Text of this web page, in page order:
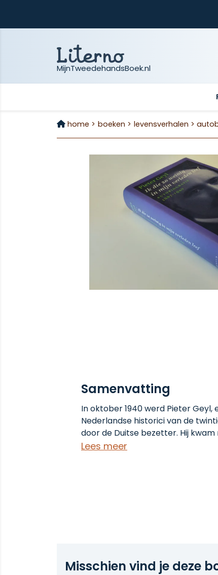
MijnTweedehandsBoek.nl
home > boeken > levensverhalen >
Samenvatting
In oktober 1940 werd Pieter
Nederlandse historici van de
door de Duitse bezetter. Hij
terecht in Michielsgestel, waar hij
Lees meer
Misschien vind je deze